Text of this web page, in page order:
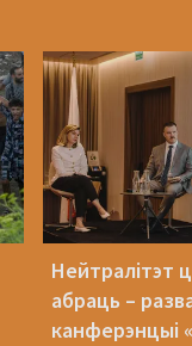
Нейтралітэт
абраць –
канферэнцыі